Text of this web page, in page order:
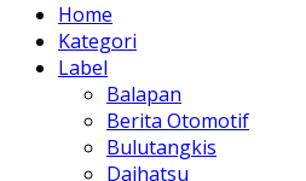
Home
Kategori
Label
Balapan
Berita Otomotif
Bulutangkis
Daihatsu